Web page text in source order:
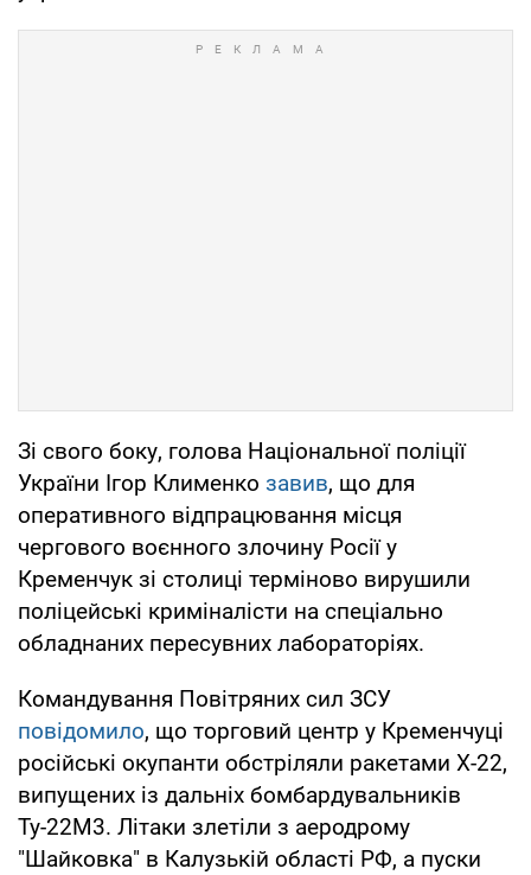
Зі свого боку, голова Національної поліції
України Ігор Клименко завив, що для
оперативного відпрацювання місця
чергового воєнного злочину Росії у
Кременчук зі столиці терміново вирушили
поліцейські криміналісти на спеціально
обладнаних пересувних лабораторіях.
Командування Повітряних сил ЗСУ
повідомило, що торговий центр у Кременчуці
російські окупанти обстріляли ракетами Х-22,
випущених із дальніх бомбардувальників
Ту-22М3. Літаки злетіли з аеродрому
"Шайковка" в Калузькій області РФ, а пуски